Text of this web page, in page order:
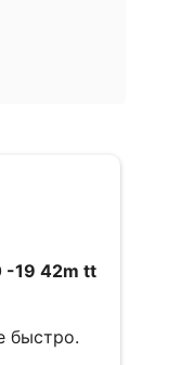
-19 42m tt
быстро.